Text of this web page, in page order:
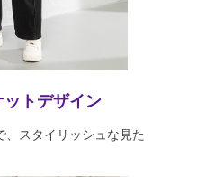
トデザイン
スタイリッシュな見た